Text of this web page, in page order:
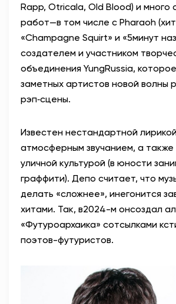
Rapp, Otricala, Old Blood) и много
работ—в том числе с Pharaoh
«Champagne Squirt» и «5минут
создателем и участником
объединения YungRussia,
заметных артистов новой волны
рэп‑сцены.
Известен нестандартной
атмосферным звучанием, а также
уличной культурой (в юности
граффити). Депо считает, что
делать «сложнее», инегонится
хитами. Так, в2024-м онсоздал
«Футуроархаика» сотсылками
поэтов-футуристов.